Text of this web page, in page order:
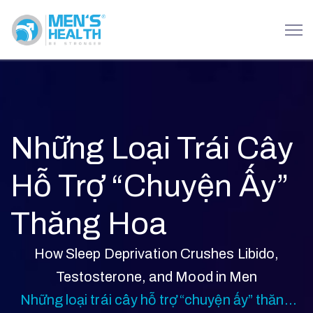
Những Loại Trái Cây
Hỗ Trợ “chuyện Ấy”
Thăng Hoa
How Sleep Deprivation Crushes Libido,
Testosterone, and Mood in Men
Những loại trái cây hỗ trợ “chuyện ấy” thăng